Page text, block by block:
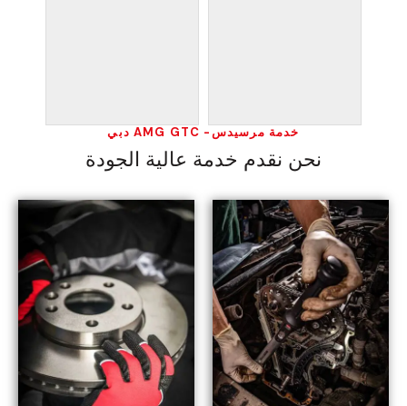
خدمة مرسيدس- AMG GTC دبي
نحن نقدم خدمة عالية الجودة